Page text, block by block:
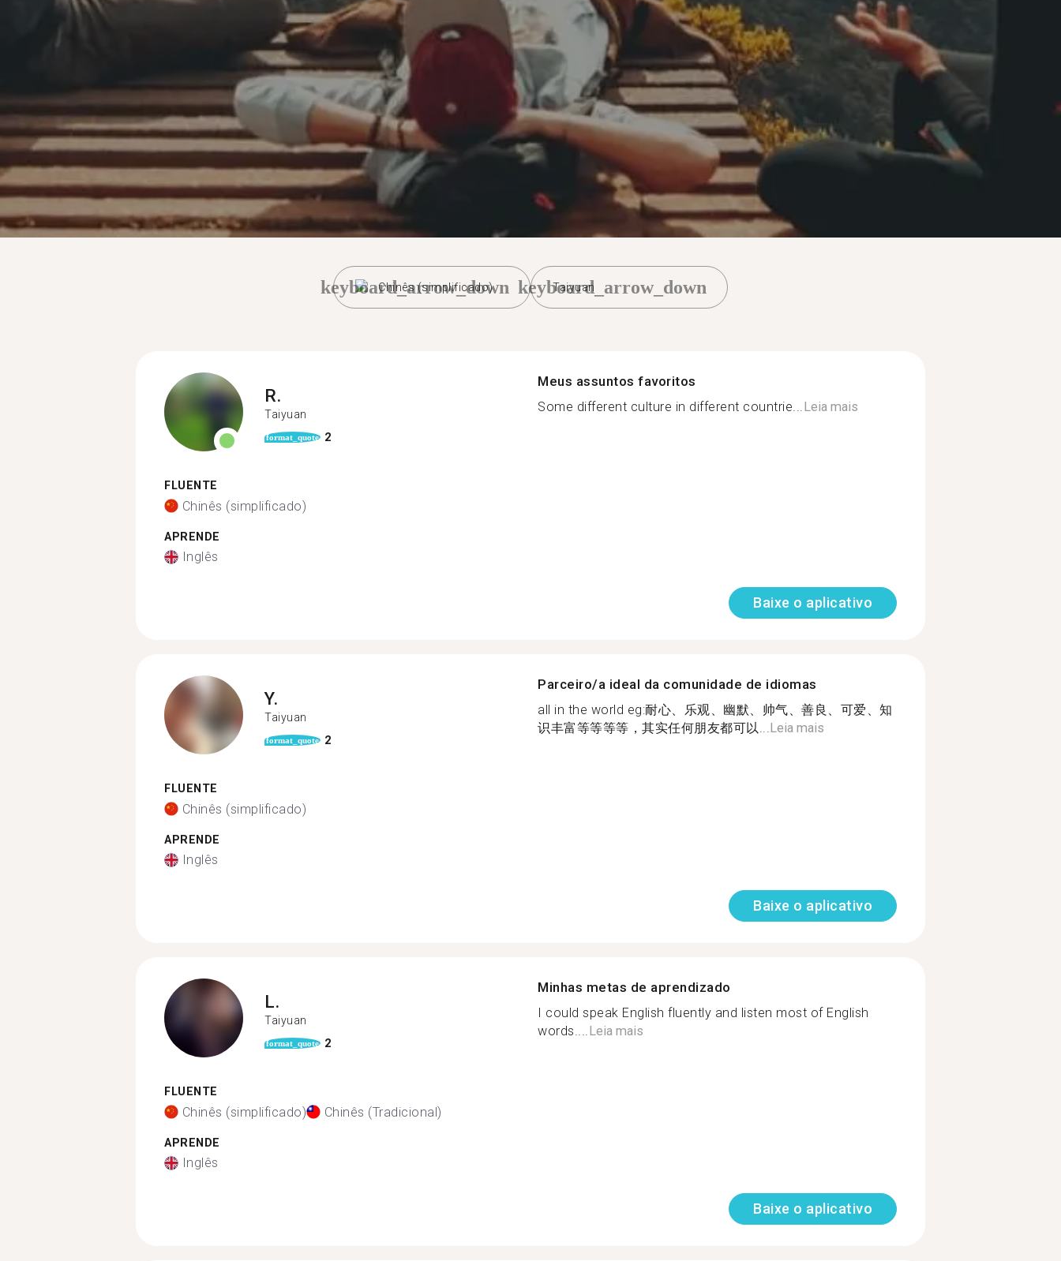
Chinês (simplificado)
keyboard_arrow_down Taiyuan
keyboard_arrow_down
R.
Taiyuan
format_quote 2
FLUENTE
Chinês (simplificado)
APRENDE
Inglês
Meus assuntos favoritos
Some different culture in different countrie...Leia mais
Baixe o aplicativo
Y.
Taiyuan
format_quote 2
FLUENTE
Chinês (simplificado)
APRENDE
Inglês
Parceiro/a ideal da comunidade de idiomas
all in the world eg:耐心、乐观、幽默、帅气、善良、可爱、知
识丰富等等等等，其实任何朋友都可以...Leia mais
Baixe o aplicativo
L.
Taiyuan
format_quote 2
FLUENTE
Chinês (simplificado) Chinês (Tradicional)
APRENDE
Inglês
Minhas metas de aprendizado
I could speak English fluently and listen most of English
words....Leia mais
Baixe o aplicativo